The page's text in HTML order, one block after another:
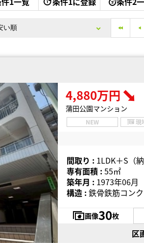
4,880万円
蒲田公園マンション
NEW 現
間取り : 1LDK＋S（納
専有面積 : 55㎡
築年月 : 1973年06月
構造 : 鉄骨鉄筋コンク
画像30枚
区